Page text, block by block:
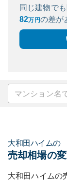
同じ建物で
82万円の差が
大和田ハイムの
売却相場の
大和田ハイムの